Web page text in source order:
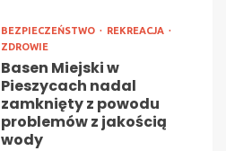
BEZPIECZEŃSTWO
REKREACJA
ZDROWIE
Basen Miejski w
Pieszycach nadal
zamknięty z powodu
problemów z jakością
wody